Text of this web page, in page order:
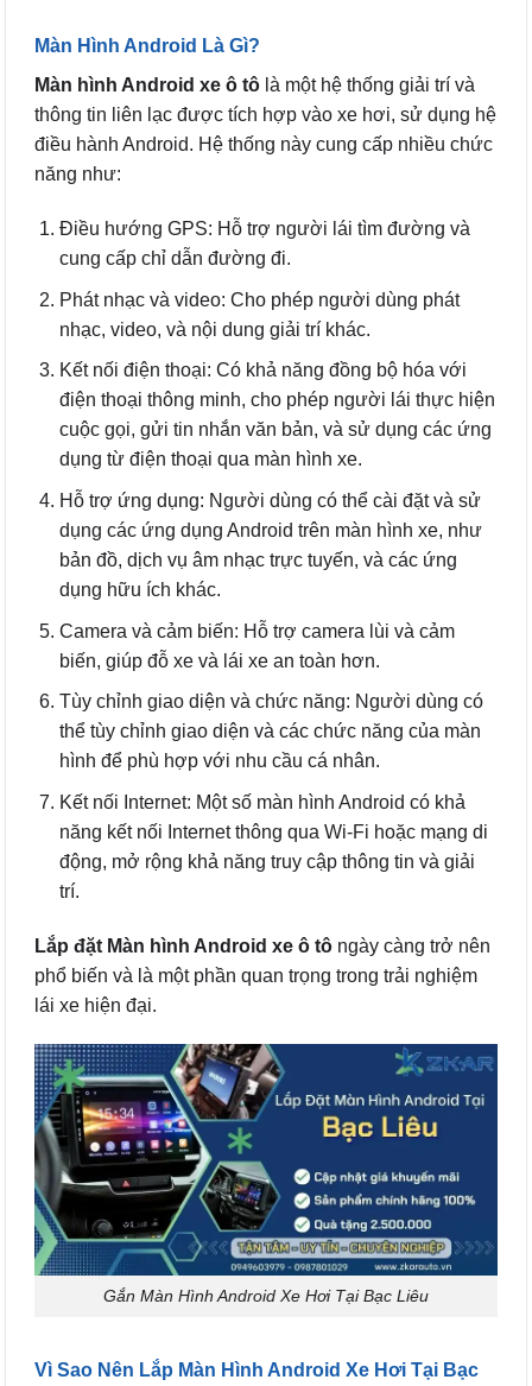
Màn Hình Android Là Gì?
Màn hình Android xe ô tô là một hệ thống giải trí và
thông tin liên lạc được tích hợp vào xe hơi, sử dụng hệ
điều hành Android. Hệ thống này cung cấp nhiều chức
năng như:
Điều hướng GPS: Hỗ trợ người lái tìm đường và
cung cấp chỉ dẫn đường đi.
Phát nhạc và video: Cho phép người dùng phát
nhạc, video, và nội dung giải trí khác.
Kết nối điện thoại: Có khả năng đồng bộ hóa với
điện thoại thông minh, cho phép người lái thực hiện
cuộc gọi, gửi tin nhắn văn bản, và sử dụng các ứng
dụng từ điện thoại qua màn hình xe.
Hỗ trợ ứng dụng: Người dùng có thể cài đặt và sử
dụng các ứng dụng Android trên màn hình xe, như
bản đồ, dịch vụ âm nhạc trực tuyến, và các ứng
dụng hữu ích khác.
Camera và cảm biến: Hỗ trợ camera lùi và cảm
biến, giúp đỗ xe và lái xe an toàn hơn.
Tùy chỉnh giao diện và chức năng: Người dùng có
thể tùy chỉnh giao diện và các chức năng của màn
hình để phù hợp với nhu cầu cá nhân.
Kết nối Internet: Một số màn hình Android có khả
năng kết nối Internet thông qua Wi-Fi hoặc mạng di
động, mở rộng khả năng truy cập thông tin và giải
trí.
Lắp đặt Màn hình Android xe ô tô ngày càng trở nên
phổ biến và là một phần quan trọng trong trải nghiệm
lái xe hiện đại.
Gắn Màn Hình Android Xe Hơi Tại Bạc Liêu
Vì Sao Nên Lắp Màn Hình Android Xe Hơi Tại Bạc